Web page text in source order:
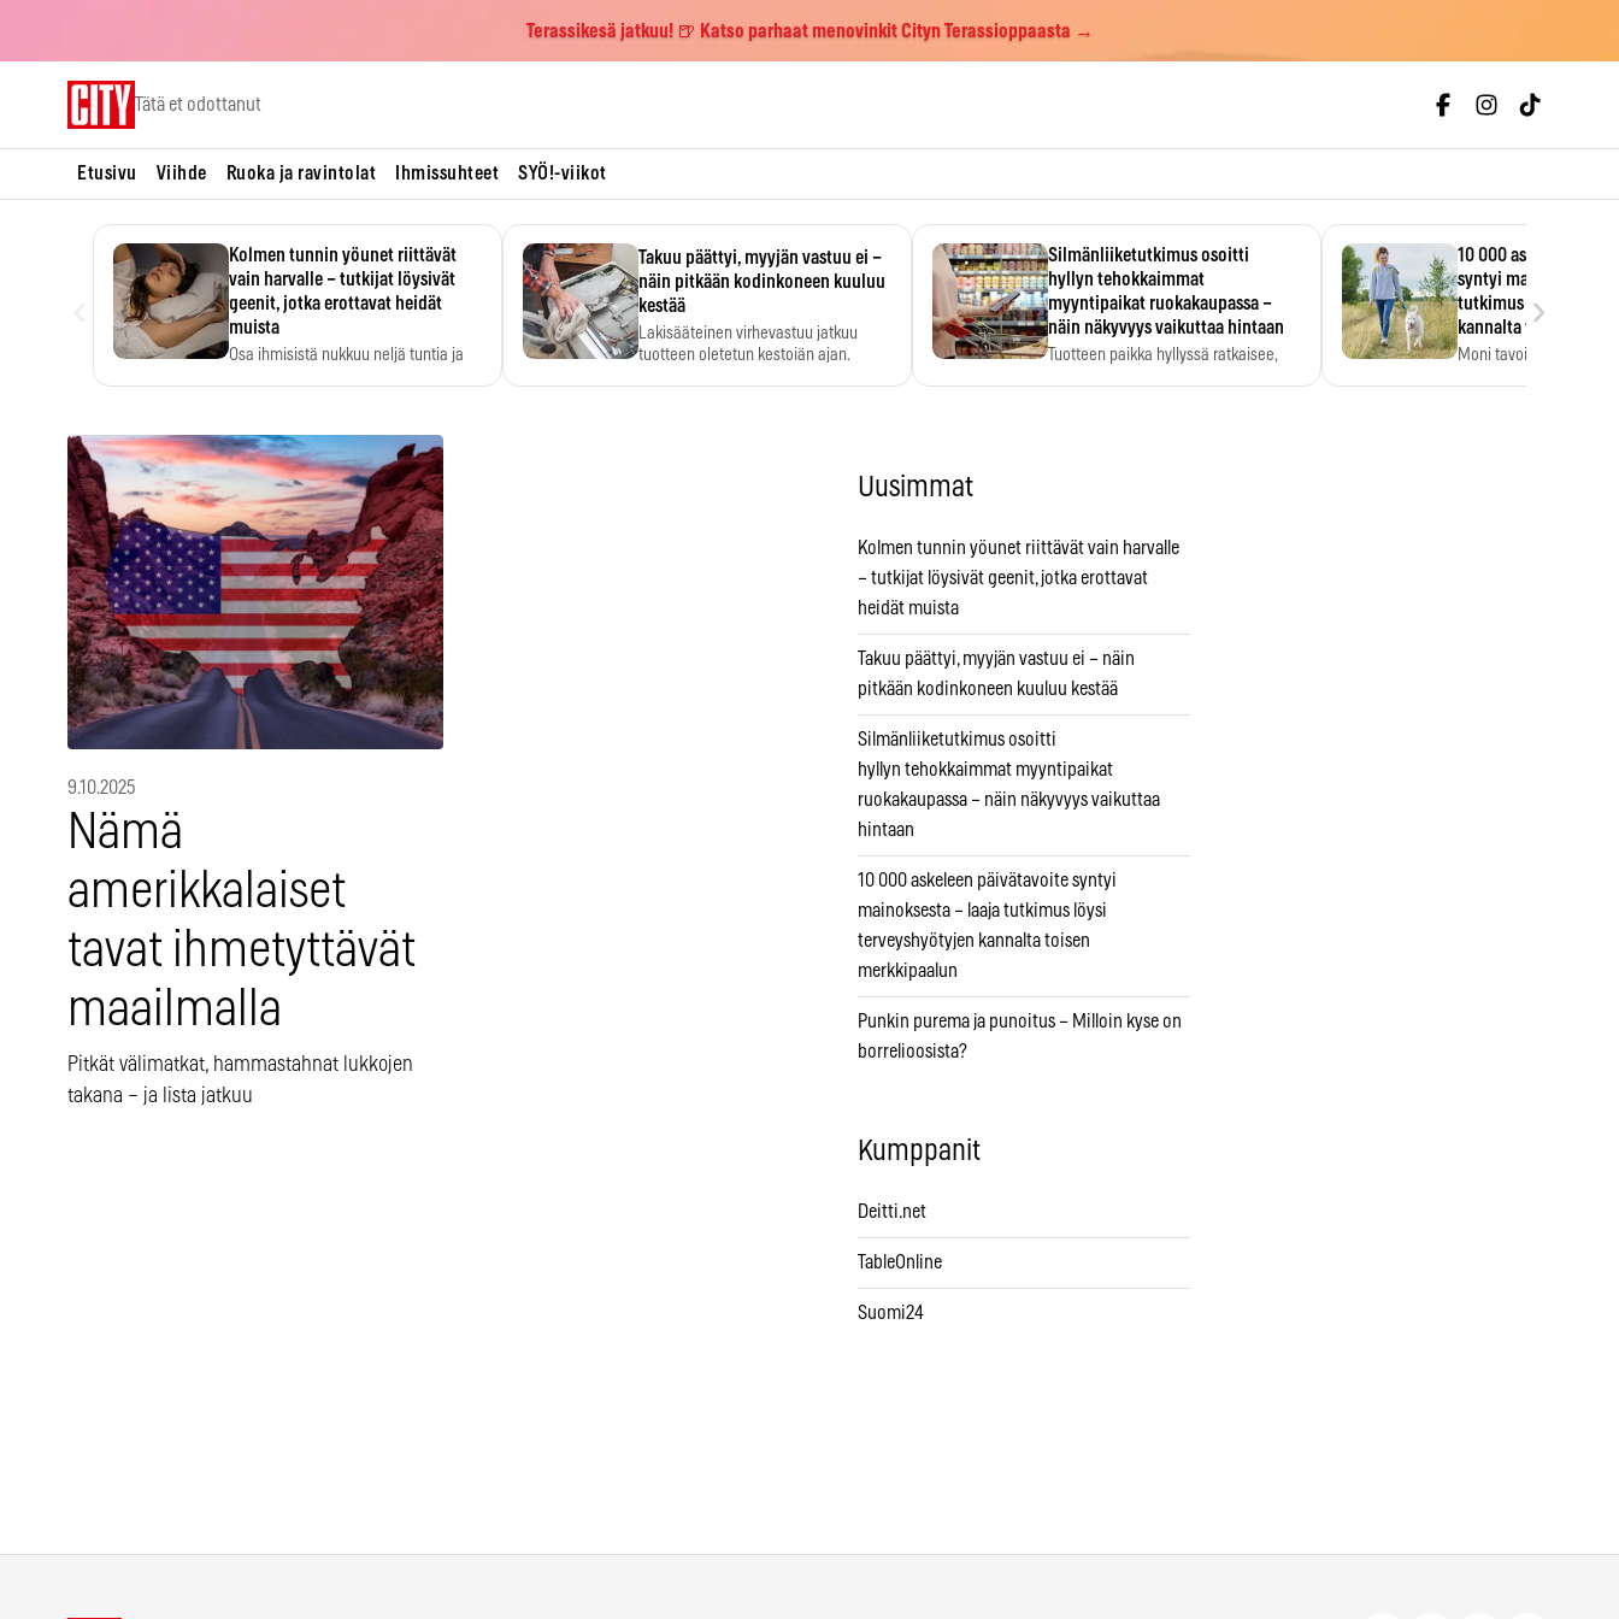
Terassikesä jatkuu! 🍺 Katso parhaat menovinkit Cityn Terassioppaasta →
Tätä et odottanut
Etusivu Viihde Ruoka ja ravintolat Ihmissuhteet SYÖ!-viikot
Kolmen tunnin yöunet riittävät
vain harvalle – tutkijat löysivät
geenit, jotka erottavat heidät
muista
Osa ihmisistä nukkuu neljä tuntia ja
Takuu päättyi, myyjän vastuu ei –
näin pitkään kodinkoneen kuuluu
kestää
Lakisääteinen virhevastuu jatkuu
tuotteen oletetun kestoiän ajan.
Silmänliiketutkimus osoitti
hyllyn tehokkaimmat
myyntipaikat ruokakaupassa –
näin näkyvyys vaikuttaa hintaan
Tuotteen paikka hyllyssä ratkaisee,
10 000 askeleen
syntyi mainoksesta –
tutkimus löysi
kannalta toisen
Moni tavoittelee 10 000
›
9.10.2025
Nämä
amerikkalaiset
tavat ihmetyttävät
maailmalla
Pitkät välimatkat, hammastahnat lukkojen
takana – ja lista jatkuu
Uusimmat
Kolmen tunnin yöunet riittävät vain harvalle
– tutkijat löysivät geenit, jotka erottavat
heidät muista
Takuu päättyi, myyjän vastuu ei – näin
pitkään kodinkoneen kuuluu kestää
Silmänliiketutkimus osoitti
hyllyn tehokkaimmat myyntipaikat
ruokakaupassa – näin näkyvyys vaikuttaa
hintaan
10 000 askeleen päivätavoite syntyi
mainoksesta – laaja tutkimus löysi
terveyshyötyjen kannalta toisen
merkkipaalun
Punkin purema ja punoitus – Milloin kyse on
borrelioosista?
Kumppanit
Deitti.net
TableOnline
Suomi24